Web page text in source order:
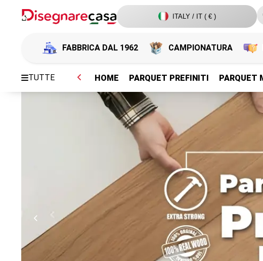
ITALY / IT ( € )
FABBRICA DAL 1962 CAMPIONATURA
TUTTE HOME PARQUET PREFINITI PARQUET